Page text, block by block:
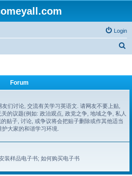
Login
Forum
们讨论, 交流有关学习英语文. 请网友不要上贴,
的议题(例如: 政治观点, 政党之争, 地域之争, 私人
贴子, 讨论, 或争议将会把贴子删除或作其他适当
大家的和谐学习环境.
装样品电子书; 如何购买电子书